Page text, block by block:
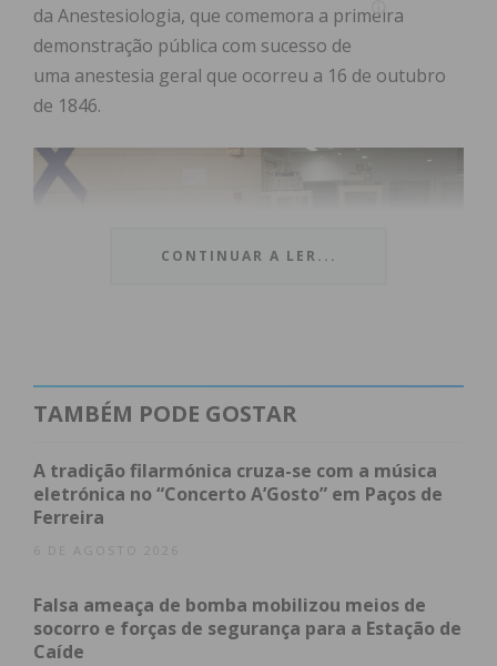
da Anestesiologia, que comemora a primeira
demonstração pública com sucesso de
uma anestesia geral que ocorreu a 16 de outubro
de 1846.
bastante e por isso agora, decidimos fazer esta
exposição, para mostrar o que é a anestesia, a sua
segurança e mitos, assim como o trabalho
desenvolvido pelos profissionais do serviço”,
Anestesiologia da ULSTS.
CONTINUAR A LER...
TAMBÉM PODE GOSTAR
A tradição filarmónica cruza-se com a música
eletrónica no “Concerto A’Gosto” em Paços de
Ferreira
6 DE AGOSTO 2026
Falsa ameaça de bomba mobilizou meios de
socorro e forças de segurança para a Estação de
Caíde